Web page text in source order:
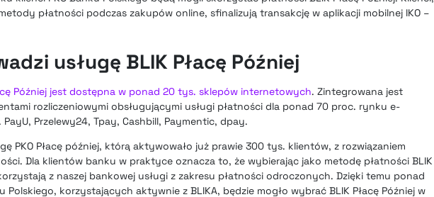
płatności podczas zakupów online, sfinalizują transakcję w aplikacji mobilnej IKO –
usługę BLIK Płacę Później
Później jest dostępna w ponad 20 tys. sklepów internetowych. Zintegrowana jest
rozliczeniowymi obsługującymi usługi płatności dla ponad 70 proc. rynku e-
Przelewy24, Tpay, Cashbill, Paymentic, dpay.
PKO Płacę później, którą aktywowało już prawie 300 tys. klientów, z rozwiązaniem
Dla klientów banku w praktyce oznacza to, że wybierając jako metodę płatności BLIK
z naszej bankowej usługi z zakresu płatności odroczonych. Dzięki temu ponad
Polskiego, korzystających aktywnie z BLIKA, będzie mogło wybrać BLIK Płacę Później w